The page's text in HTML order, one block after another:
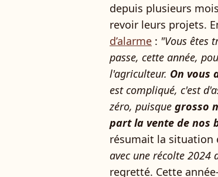
depuis plusieurs
revoir leurs projets.
d’alarme : "Vous êtes
passe, cette année,
l'agriculteur. On vous
est compliqué, c'est
zéro, puisque grosso
part la vente de nos
résumait la situation
avec une récolte 2024
regretté. Cette